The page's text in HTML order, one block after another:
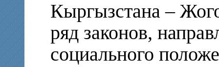
Кыргызстана –
ряд законов,
социального